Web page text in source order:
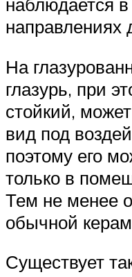
направлениях
На
глазурь, при
стойкий,
вид под
поэтому его
только в
Тем не менее
обычной
Существует